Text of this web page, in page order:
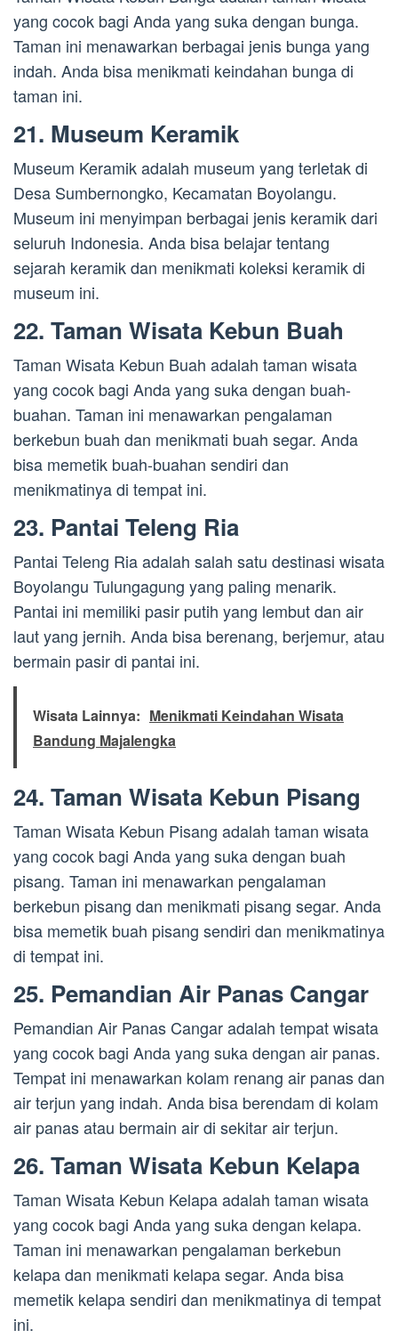
yang cocok bagi Anda yang suka dengan bunga.
Taman ini menawarkan berbagai jenis bunga yang
indah. Anda bisa menikmati keindahan bunga di
taman ini.
21. Museum Keramik
Museum Keramik adalah museum yang terletak di
Desa Sumbernongko, Kecamatan Boyolangu.
Museum ini menyimpan berbagai jenis keramik dari
seluruh Indonesia. Anda bisa belajar tentang
sejarah keramik dan menikmati koleksi keramik di
museum ini.
22. Taman Wisata Kebun Buah
Taman Wisata Kebun Buah adalah taman wisata
yang cocok bagi Anda yang suka dengan buah-
buahan. Taman ini menawarkan pengalaman
berkebun buah dan menikmati buah segar. Anda
bisa memetik buah-buahan sendiri dan
menikmatinya di tempat ini.
23. Pantai Teleng Ria
Pantai Teleng Ria adalah salah satu destinasi wisata
Boyolangu Tulungagung yang paling menarik.
Pantai ini memiliki pasir putih yang lembut dan air
laut yang jernih. Anda bisa berenang, berjemur, atau
bermain pasir di pantai ini.
Wisata Lainnya: Menikmati Keindahan Wisata
Bandung Majalengka
24. Taman Wisata Kebun Pisang
Taman Wisata Kebun Pisang adalah taman wisata
yang cocok bagi Anda yang suka dengan buah
pisang. Taman ini menawarkan pengalaman
berkebun pisang dan menikmati pisang segar. Anda
bisa memetik buah pisang sendiri dan menikmatinya
di tempat ini.
25. Pemandian Air Panas Cangar
Pemandian Air Panas Cangar adalah tempat wisata
yang cocok bagi Anda yang suka dengan air panas.
Tempat ini menawarkan kolam renang air panas dan
air terjun yang indah. Anda bisa berendam di kolam
air panas atau bermain air di sekitar air terjun.
26. Taman Wisata Kebun Kelapa
Taman Wisata Kebun Kelapa adalah taman wisata
yang cocok bagi Anda yang suka dengan kelapa.
Taman ini menawarkan pengalaman berkebun
kelapa dan menikmati kelapa segar. Anda bisa
memetik kelapa sendiri dan menikmatinya di tempat
ini.